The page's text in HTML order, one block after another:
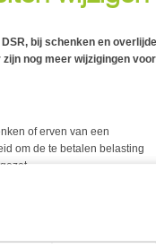
bij schenken en
nog meer wijzigingen
of erven van een
om de te betalen belasting
opgenomen. Zo wijzigt de
en 75%